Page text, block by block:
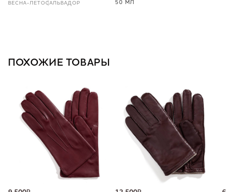
ВЕСНА-ЛЕТОСАЛЬВАДОР 50 МЛ
ПОХОЖИЕ ТОВАРЫ